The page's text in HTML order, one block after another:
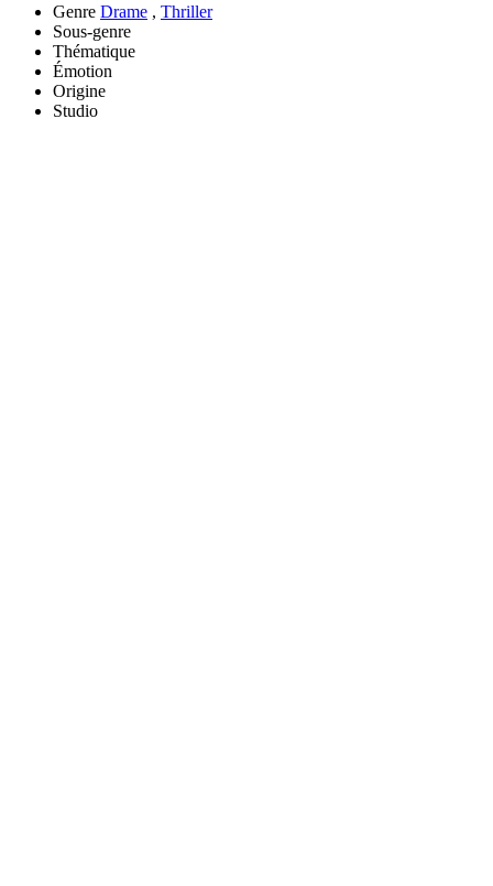
Genre Drame , Thriller
Sous-genre
Thématique
Émotion
Origine
Studio